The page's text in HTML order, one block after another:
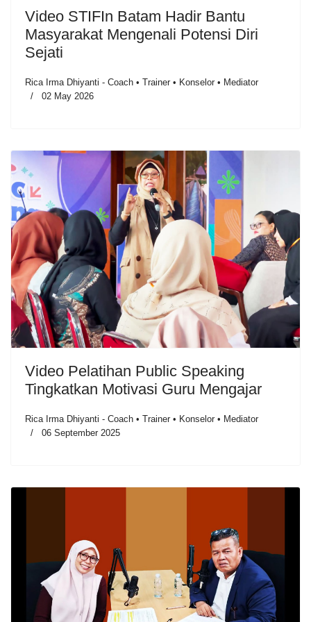
Video STIFIn Batam Hadir Bantu
Masyarakat Mengenali Potensi Diri
Sejati
Rica Irma Dhiyanti - Coach • Trainer • Konselor • Mediator
02 May 2026
Video Pelatihan Public Speaking
Tingkatkan Motivasi Guru Mengajar
Rica Irma Dhiyanti - Coach • Trainer • Konselor • Mediator
06 September 2025